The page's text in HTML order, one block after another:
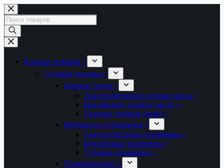
Перейти
к
сути
Поиск
товаров
Каталог товаров +
Садовая техника +
Цепные пилы +
Аккумуляторные цепные пилы +
Бензиновые цепные пилы +
Сетевые цепные пилы +
Мотокосы и триммеры +
Аккумуляторные триммеры +
Бензиновые триммеры +
Сетевые триммеры +
Газонокосилки +